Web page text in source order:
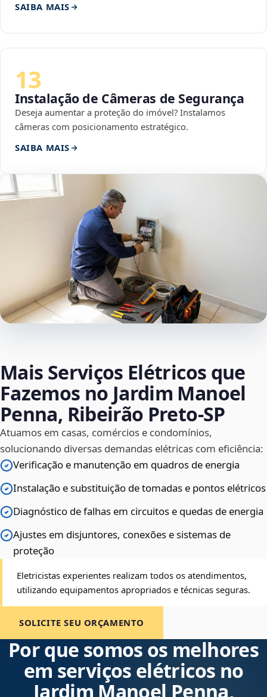
SAIBA MAIS
13
Instalação de Câmeras de Segurança
Deseja aumentar a proteção do imóvel? Instalamos
câmeras com posicionamento estratégico.
SAIBA MAIS
Mais Serviços Elétricos que
Fazemos no Jardim Manoel
Penna, Ribeirão Preto‑SP
Atuamos em casas, comércios e condomínios,
solucionando diversas demandas elétricas com eficiência:
Verificação e manutenção em quadros de energia
Instalação e substituição de tomadas e pontos elétricos
Diagnóstico de falhas em circuitos e quedas de energia
Ajustes em disjuntores, conexões e sistemas de
proteção
Eletricistas experientes realizam todos os atendimentos,
utilizando equipamentos apropriados e técnicas seguras.
SOLICITE SEU ORÇAMENTO
Por que somos os melhores
em serviços elétricos no
Jardim Manoel Penna,